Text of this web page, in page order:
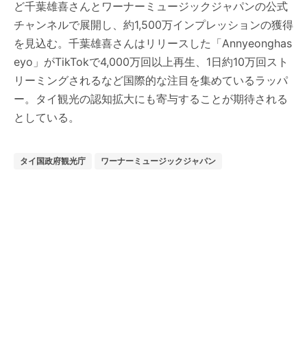
ど千葉雄喜さんとワーナーミュージックジャパンの公式
チャンネルで展開し、約1,500万インプレッションの獲得
を見込む。千葉雄喜さんはリリースした「Annyeonghas
eyo」がTikTokで4,000万回以上再生、1日約10万回スト
リーミングされるなど国際的な注目を集めているラッパ
ー。タイ観光の認知拡大にも寄与することが期待される
としている。
タイ国政府観光庁 ワーナーミュージックジャパン